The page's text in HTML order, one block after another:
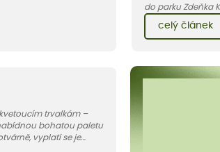
vám poradíme, jak na
do parku Zdeňka
kvetoucích
nim pár řádků o
celý článek
trvalkám –
bohatou paletu
vyplatí se je
Lorem ipsum